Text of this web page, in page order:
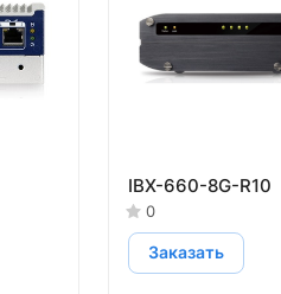
IBX-660-8G-R10
0
Заказать